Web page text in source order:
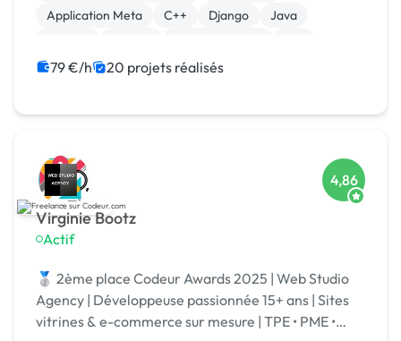
Application Meta
C++ Django
Java
79 €/h 20 projets réalisés
Virginie Bootz
Actif
4,86
🥈 2ème place Codeur Awards 2025 | Web Studio
Agency | Développeuse passionnée 15+ ans | Sites
vitrines & e-commerce sur mesure | TPE • PME •